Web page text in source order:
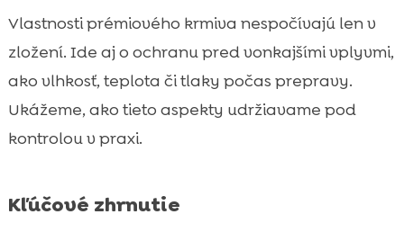
Vlastnosti prémiového krmiva nespočívajú len v
zložení. Ide aj o ochranu pred vonkajšími vplyvmi,
ako vlhkosť, teplota či tlaky počas prepravy.
Ukážeme, ako tieto aspekty udržiavame pod
kontrolou v praxi.
Kľúčové zhrnutie